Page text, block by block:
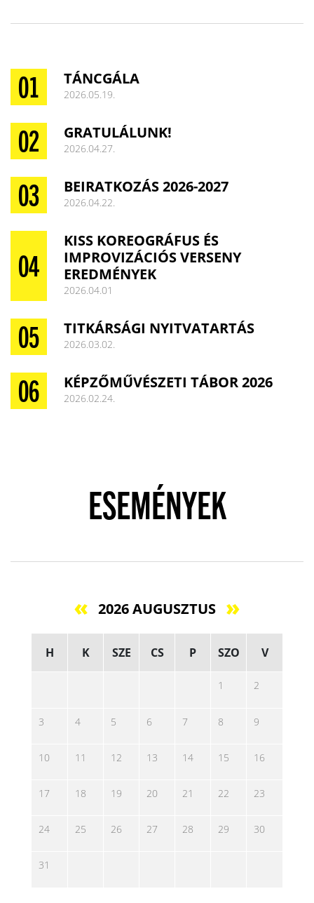
TÁNCGÁLA
2026.05.19.
GRATULÁLUNK!
2026.04.27.
BEIRATKOZÁS 2026-2027
2026.04.22.
KISS KOREOGRÁFUS ÉS
IMPROVIZÁCIÓS VERSENY
EREDMÉNYEK
2026.04.01
TITKÁRSÁGI NYITVATARTÁS
2026.03.02.
KÉPZŐMŰVÉSZETI TÁBOR 2026
2026.02.24.
ESEMÉNYEK
2026 AUGUSZTUS
H K SZE CS P SZO V
1 2
3 4 5 6 7 8 9
10 11 12 13 14 15 16
17 18 19 20 21 22 23
24 25 26 27 28 29 30
31